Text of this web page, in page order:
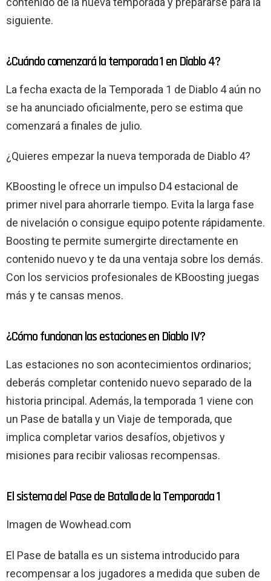
siguiente.
¿Cuándo comenzará la temporada 1 en Diablo 4?
La fecha exacta de la Temporada 1 de Diablo 4 aún no
se ha anunciado oficialmente, pero se estima que
comenzará a finales de julio.
¿Quieres empezar la nueva temporada de Diablo 4?
KBoosting le ofrece un impulso D4 estacional de
primer nivel para ahorrarle tiempo. Evita la larga fase
de nivelación o consigue equipo potente rápidamente.
Boosting te permite sumergirte directamente en
contenido nuevo y te da una ventaja sobre los demás.
Con los servicios profesionales de KBoosting juegas
más y te cansas menos.
¿Cómo funcionan las estaciones en Diablo IV?
Las estaciones no son acontecimientos ordinarios;
deberás completar contenido nuevo separado de la
historia principal. Además, la temporada 1 viene con
un Pase de batalla y un Viaje de temporada, que
implica completar varios desafíos, objetivos y
misiones para recibir valiosas recompensas.
El sistema del Pase de Batalla de la Temporada 1
Imagen de Wowhead.com
El Pase de batalla es un sistema introducido para
recompensar a los jugadores a medida que suben de